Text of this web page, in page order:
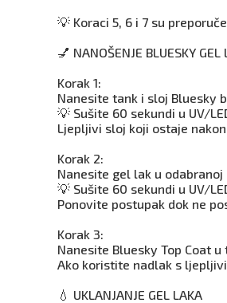
💡 Koraci 5, 6 i 7 su
💅 NANOŠENJE BLUESKY GEL
Korak 1:
Nanesite tank i sloj Bluesky
💡 Sušite 60 sekundi u UV/
Ljepljivi sloj koji ostaje
Korak 2:
Nanesite gel lak u
💡 Sušite 60 sekundi u UV/
Ponovite postupak dok ne
Korak 3:
Nanesite Bluesky Top Coat
Ako koristite nadlak s
💧 UKLANJANJE GEL LAKA